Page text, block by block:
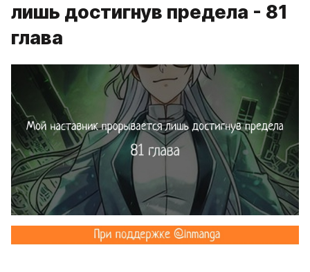
лишь достигнув предела - 81
глава